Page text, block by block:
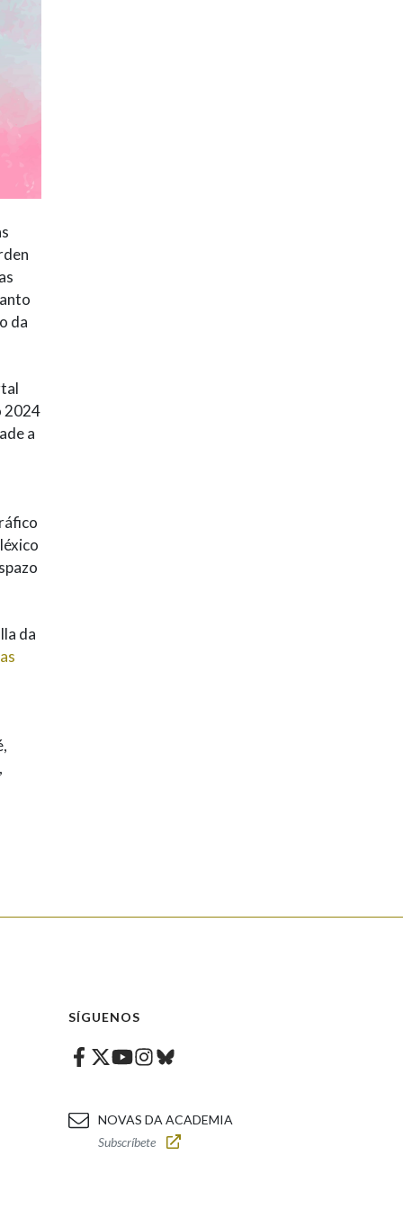
da
2024
a
da
SÍGUENOS
Facebook
Twitter
Youtube
Instagram
Bluesky
NOVAS DA ACADEMIA
Subscríbete